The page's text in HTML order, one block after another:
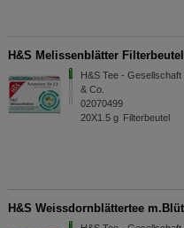
H&S Melissenblätter Filterbeutel
H&S Tee - Gesellschaft
& Co.
02070499
20X1.5 g Filterbeutel
H&S Weissdornblättertee